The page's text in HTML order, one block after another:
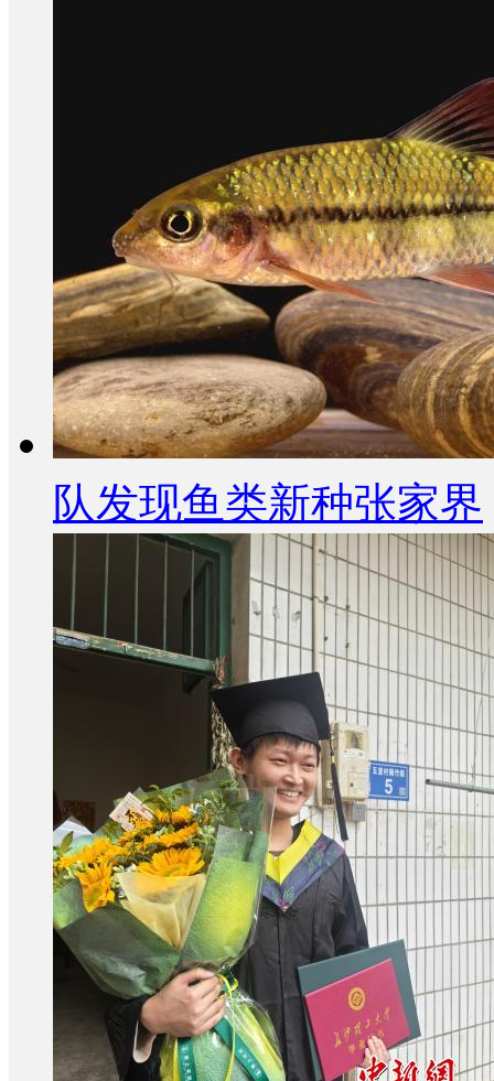
队发现鱼类新种张家界